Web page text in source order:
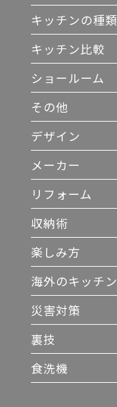
キッチンの種類
キッチン比較
ショールーム
その他
デザイン
メーカー
リフォーム
収納術
楽しみ方
海外のキッチン
災害対策
裏技
食洗機